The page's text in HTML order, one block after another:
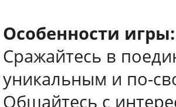
Особенности игры:
Сражайтесь в
уникальным и по-
Общайтесь с